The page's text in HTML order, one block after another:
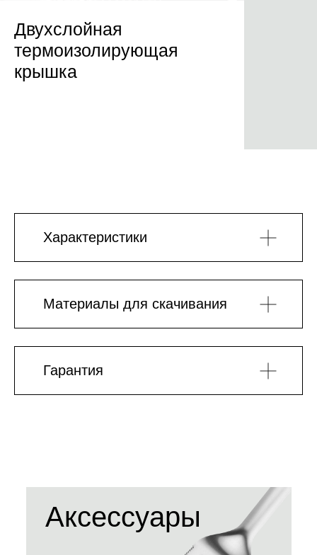
Двухслойная
термоизолирующая
крышка
Характеристики
Материалы для скачивания
Гарантия
Аксессуары